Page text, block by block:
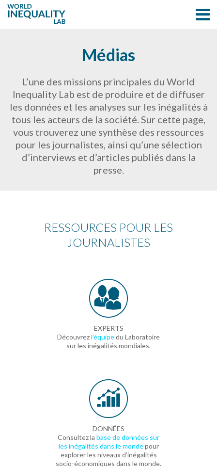
Médias
L’une des missions principales du World
Inequality Lab est de produire et de diffuser
les données et les analyses sur les inégalités à
tous les acteurs de la société. Sur cette page,
vous trouverez une synthèse des ressources
pour les journalistes, ainsi qu’une sélection
d’interviews et d’articles publiés dans la
presse.
RESSOURCES POUR LES
JOURNALISTES
EXPERTS
Découvrezl’équipedu Laboratoire
sur les inégalités mondiales.
DONNÉES
Consultez la base de données sur
les inégalités dans le mondepour
explorer les niveaux d’inégalités
socio-économiques dans le monde.